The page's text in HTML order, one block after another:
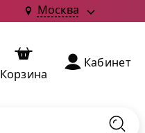
Москва
Корзина
Кабинет